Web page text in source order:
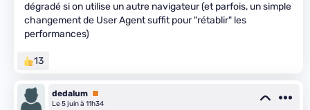
dégradé si on utilise un autre navigateur (et parfois, un simple
changement de User Agent suffit pour "rétablir" les
performances)
13
dedalum Premium
Le 5 juin à 11h34